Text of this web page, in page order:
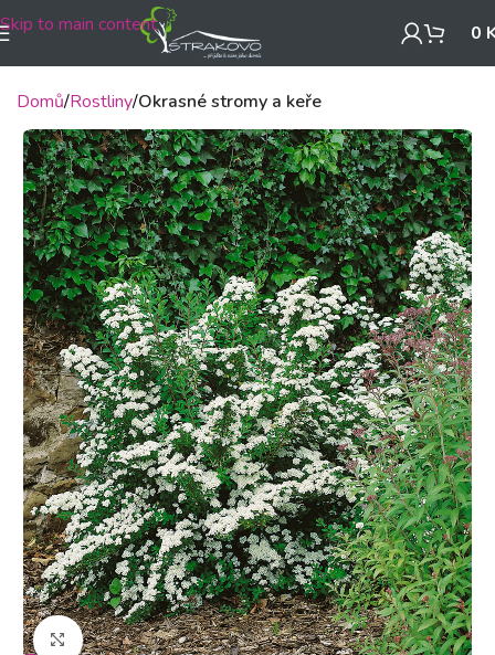
Skip to main content 0
Domů Rostliny Okrasné stromy a keře
Klikněte pro zvětšení